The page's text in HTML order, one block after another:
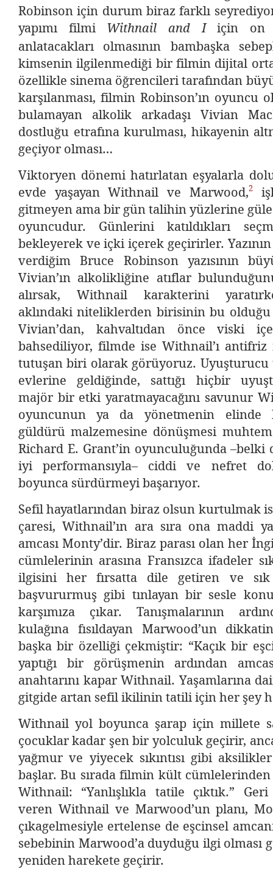
Robinson için durum biraz farklı
yapımı filmi
Withnail and Iiçin on
anlatacakları olmasının bambaşka
kimsenin ilgilenmediği bir filmin dijital
özellikle sinema öğrencileri tarafından
karşılanması, filmin Robinson’ın oyuncu
bulamayan alkolik arkadaşı Vivian
dostluğu etrafına kurulması, hikayenin
geçiyor olması…
Viktoryen dönemi hatırlatan eşyalarla
evde yaşayan Withnail ve Marwood,2
gitmeyen ama bir gün talihin yüzlerine
oyuncudur. Günlerini katıldıkları
bekleyerek ve içki içerek geçirirler.
verdiğim Bruce Robinson yazısının
Vivian’ın alkolikliğine atıflar
alırsak, Withnail karakterini
aklındaki niteliklerden birisinin bu olduğu
Vivian’dan, kahvaltıdan önce viski
bahsediliyor, filmde ise Withnail’ı antifriz
tutuşan biri olarak görüyoruz. Uyuşturucu
evlerine geldiğinde, sattığı hiçbir
majör bir etki yaratmayacağını savunur
oyuncunun ya da yönetmenin elinde
güldürü malzemesine dönüşmesi
Richard E. Grant’in oyunculuğunda
iyi performansıyla– ciddi ve nefret
boyunca sürdürmeyi başarıyor.
Sefil hayatlarından biraz olsun kurtulmak
çaresi, Withnail’ın ara sıra ona maddi
amcası Monty’dir. Biraz parası olan her
cümlelerinin arasına Fransızca ifadeler
ilgisini her fırsatta dile getiren ve sık
başvururmuş gibi tınlayan bir sesle
karşımıza çıkar. Tanışmalarının
kulağına fısıldayan Marwood’un
başka bir özelliği çekmiştir: “Kaçık bir
yaptığı bir görüşmenin ardından
anahtarını kapar Withnail. Yaşamlarına
gitgide artan sefil ikilinin tatili için her şey
Withnail yol boyunca şarap için millete
çocuklar kadar şen bir yolculuk geçirir,
yağmur ve yiyecek sıkıntısı gibi
başlar. Bu sırada filmin kült
Withnail: “Yanlışlıkla tatile çıktık.”
veren Withnail ve Marwood’un planı,
çıkagelmesiyle ertelense de eşcinsel
sebebinin Marwood’a duyduğu ilgi olması
yeniden harekete geçirir.